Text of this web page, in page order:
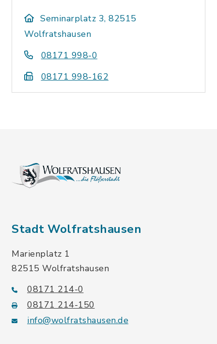
Seminarplatz 3, 82515
Wolfratshausen
08171 998-0
08171 998-162
Stadt Wolfratshausen
Marienplatz 1
82515 Wolfratshausen
08171 214-0
08171 214-150
info@wolfratshausen.de